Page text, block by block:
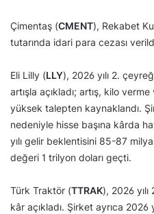
Çimentaş (CMENT), Rekabet
tutarında idari para cezası
Eli Lilly (LLY), 2026 yılı 2.
artışla açıkladı; artış, kilo
yüksek talepten kaynaklandı.
nedeniyle hisse başına kârda
yılı gelir beklentisini 85-87
değeri 1 trilyon doları geçti.
Türk Traktör (TTRAK), 2026
kâr açıkladı. Şirket ayrıca 2026